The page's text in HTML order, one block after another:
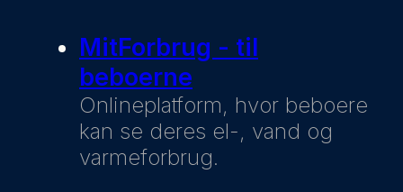
MitForbrug - til
beboerne
Onlineplatform, hvor beboere
kan se deres el-, vand og
varmeforbrug.